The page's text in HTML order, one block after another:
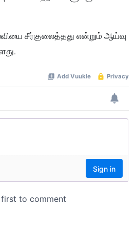
சீர்குலைத்தது என்றும் ஆய்வு